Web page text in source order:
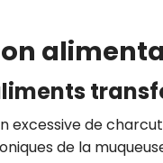
excessive de
de la